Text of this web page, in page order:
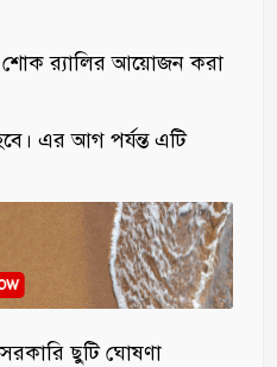
শোক র‌্যালির আয়োজন করা
এর আগ পর্যন্ত এটি
ছুটি ঘোষণা